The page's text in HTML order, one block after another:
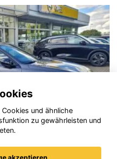
und
und ähnliche
zu gewährleisten und